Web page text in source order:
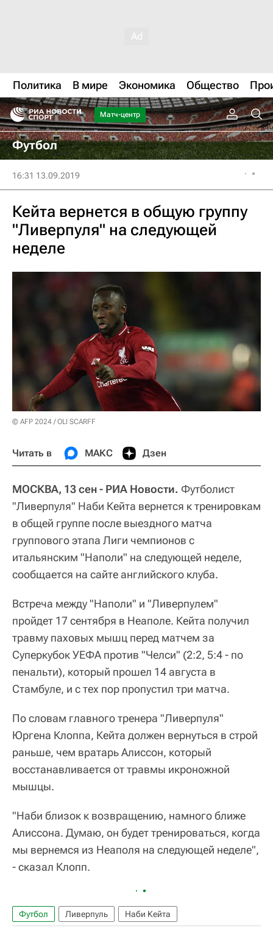
Политика В мире Экономика Общество
Матч-центр
Футбол
16:31 13.09.2019
Кейта вернется в общую группу
"Ливерпуля" на следующей
неделе
© AFP 2024 / OLI SCARFF
Читать в МАКС Дзен
МОСКВА, 13 сен - РИА Новости. Футболист
"Ливерпуля" Наби Кейта вернется к тренировкам
в общей группе после выездного матча
группового этапа Лиги чемпионов с
итальянским "Наполи" на следующей неделе,
сообщается на сайте английского клуба.
Встреча между "Наполи" и "Ливерпулем"
пройдет 17 сентября в Неаполе. Кейта получил
травму паховых мышц перед матчем за
Суперкубок УЕФА против "Челси" (2:2, 5:4 - по
пенальти), который прошел 14 августа в
Стамбуле, и с тех пор пропустил три матча.
По словам главного тренера "Ливерпуля"
Юргена Клоппа, Кейта должен вернуться в строй
раньше, чем вратарь Алиссон, который
восстанавливается от травмы икроножной
мышцы.
"Наби близок к возвращению, намного ближе
Алиссона. Думаю, он будет тренироваться, когда
мы вернемся из Неаполя на следующей неделе",
- сказал Клопп.
Футбол Ливерпуль Наби Кейта